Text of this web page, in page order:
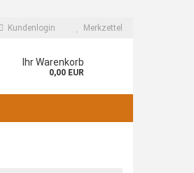
Kundenlogin Merkzettel
Ihr Warenkorb
0,00 EUR